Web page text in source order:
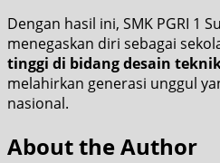
Dengan hasil ini, SMK PGRI 1
menegaskan diri sebagai
tinggi di bidang desain
melahirkan generasi unggul
nasional.
About the Author